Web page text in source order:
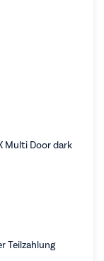
Multi Door dark
Teilzahlung